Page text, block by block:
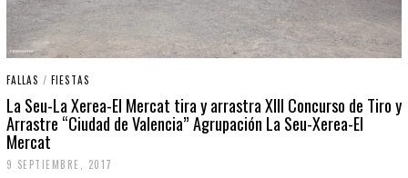
FALLAS / FIESTAS
La Seu-La Xerea-El Mercat tira y arrastra XIII Concurso de Tiro y
Arrastre “Ciudad de Valencia” Agrupación La Seu-Xerea-El
Mercat
9 SEPTIEMBRE, 2017